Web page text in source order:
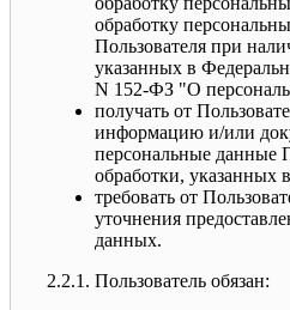
обработку
Пользователя при
указанных в
N 152-ФЗ "О
получать от
информацию и/или
персональные данные
обработки, указанных
требовать от
уточнения
данных.
2.2.1. Пользователь обязан: